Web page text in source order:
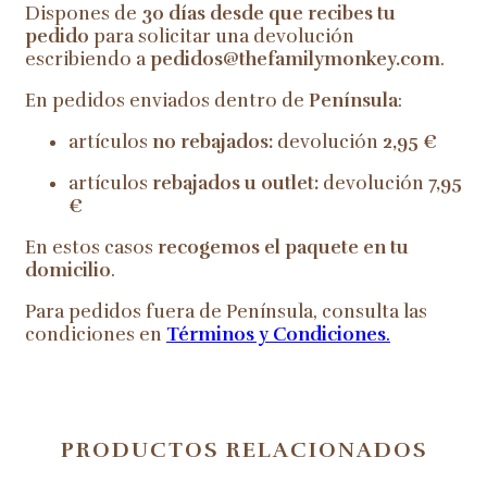
Dispones de 30 días desde que recibes tu
pedido para solicitar una devolución
escribiendo apedidos@thefamilymonkey.com.
En pedidos enviados dentro de Península:
artículos no rebajados: devolución 2,95 €
artículos rebajados u outlet: devolución 7,95
€
En estos casos recogemos el paquete en tu
domicilio.
Para pedidos fuera de Península, consulta las
condiciones en Términos y Condiciones.
PRODUCTOS RELACIONADOS